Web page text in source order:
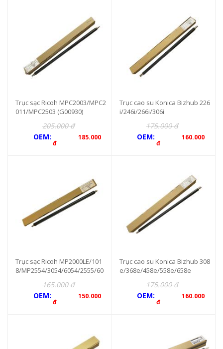
Trục sạc Ricoh MPC2003/MPC2
011/MPC2503 (G00930)
205.000 đ
OEM:
185.000
đ
Trục cao su Konica Bizhub 226
i/246i/266i/306i
175.000 đ
OEM:
160.000
đ
Trục sạc Ricoh MP2000LE/101
8/MP2554/3054/6054/2555/60
3053/3353165.000 đ
OEM:
150.000
đ
Trục cao su Konica Bizhub 308
e/368e/458e/558e/658e
175.000 đ
OEM:
160.000
đ